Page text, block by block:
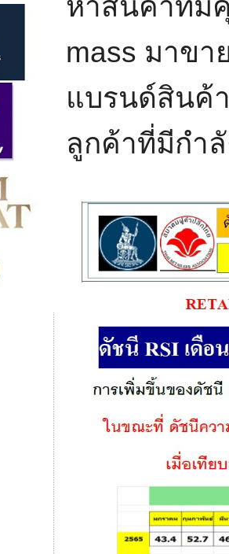
หาสินค้าที่มี
mass มาขา
แบรนด์สินค้
ลูกค้าที่มีกำ